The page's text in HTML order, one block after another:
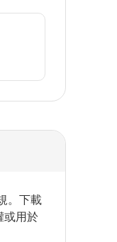
。下載
或用於